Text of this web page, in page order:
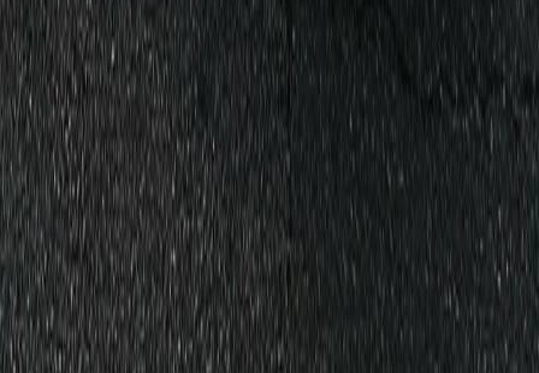
Diensten
Creative
Advertising
SEO
Organic Social
Data & Tracking
Website
Contact
Panamalaan 4B
1019 AZ Amsterdam
info@tng.agency